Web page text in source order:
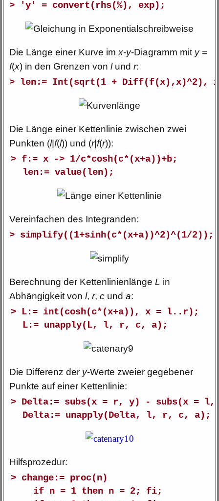
> 'y' = convert(rhs(%), exp);
Die Länge einer Kurve im x-y-Diagramm mit y=
f(x) in den Grenzen von lund r:
> len:= Int(sqrt(1 + Diff(f(x),x)^2),
Die Länge einer Kettenlinie zwischen zwei
Punkten (l|f(l)) und (r|f(r)):
> f:= x -> 1/c*cosh(c*(x+a))+b;
len:= value(len);
Vereinfachen des Integranden:
> simplify((1+sinh(c*(x+a))^2)^(1/2));
Berechnung der Kettenlinienlänge L in
Abhängigkeit von l, r, c und a:
> L:= int(cosh(c*(x+a)), x = l..r);
L:= unapply(L, l, r, c, a);
Die Differenz der y-Werte zweier gegebener
Punkte auf einer Kettenlinie:
> Delta:= subs(x = r, y) - subs(x =
Delta:= unapply(Delta, l, r, c, a);
Hilfsprozedur:
> change:= proc(n)
if n = 1 then n = 2; fi;